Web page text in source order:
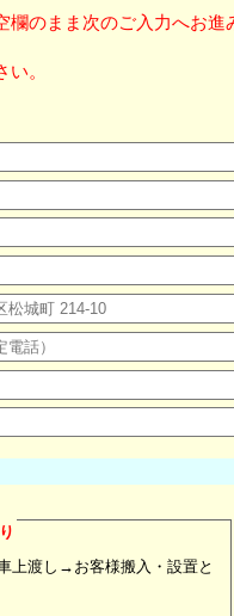
のまま次のご入力へお進
。
上渡し→お客様搬入・設置と